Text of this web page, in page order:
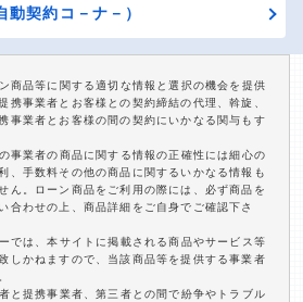
動契約コ－ナ－）
商品等に関する適切な情報と選択の機会を提供
携事業者とお客様との契約締結の代理、斡旋、
事業者とお客様の間の契約にいかなる関与もす
事業者の商品に関する情報の正確性には細心の
、手数料その他の商品に関するいかなる情報も
ん。ローン商品をご利用の際には、必ず商品を
合わせの上、商品詳細をご自身でご確認下さ
では、本サイトに掲載される商品やサービス等
しかねますので、当該商品等を提供する事業者
と提携事業者、第三者との間で紛争やトラブル